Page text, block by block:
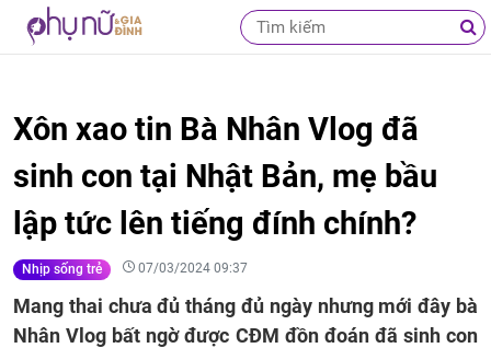
Xôn xao tin Bà Nhân Vlog đã
sinh con tại Nhật Bản, mẹ bầu
lập tức lên tiếng đính chính?
Nhịp sống trẻ 07/03/2024 09:37
Mang thai chưa đủ tháng đủ ngày nhưng mới đây bà
Nhân Vlog bất ngờ được CĐM đồn đoán đã sinh con